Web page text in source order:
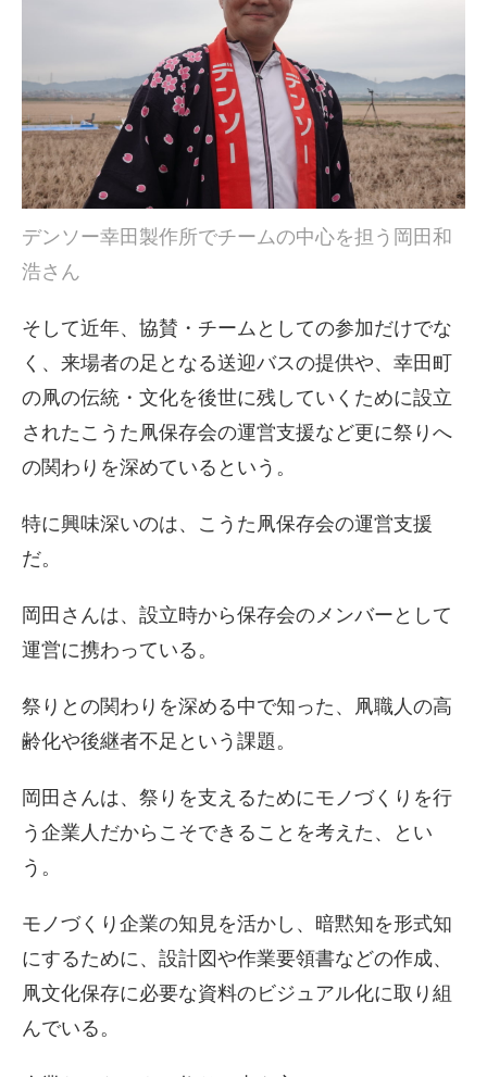
デンソー幸田製作所でチームの中心を担う岡田和
浩さん
そして近年、協賛・チームとしての参加だけでな
く、来場者の足となる送迎バスの提供や、幸田町
の凧の伝統・文化を後世に残していくために設立
されたこうた凧保存会の運営支援など更に祭りへ
の関わりを深めているという。
特に興味深いのは、こうた凧保存会の運営支援
だ。
岡田さんは、設立時から保存会のメンバーとして
運営に携わっている。
祭りとの関わりを深める中で知った、凧職人の高
齢化や後継者不足という課題。
岡田さんは、祭りを支えるためにモノづくりを行
う企業人だからこそできることを考えた、とい
う。
モノづくり企業の知見を活かし、暗黙知を形式知
にするために、設計図や作業要領書などの作成、
凧文化保存に必要な資料のビジュアル化に取り組
んでいる。